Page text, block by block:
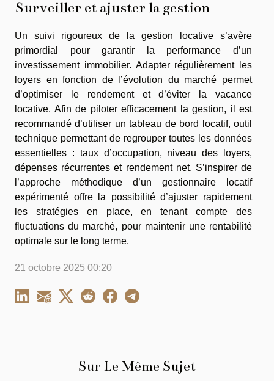
Surveiller et ajuster la gestion
Un suivi rigoureux de la gestion locative s’avère
primordial pour garantir la performance d’un
investissement immobilier. Adapter régulièrement les
loyers en fonction de l’évolution du marché permet
d’optimiser le rendement et d’éviter la vacance
locative. Afin de piloter efficacement la gestion, il est
recommandé d’utiliser un tableau de bord locatif, outil
technique permettant de regrouper toutes les données
essentielles : taux d’occupation, niveau des loyers,
dépenses récurrentes et rendement net. S’inspirer de
l’approche méthodique d’un gestionnaire locatif
expérimenté offre la possibilité d’ajuster rapidement
les stratégies en place, en tenant compte des
fluctuations du marché, pour maintenir une rentabilité
optimale sur le long terme.
21 octobre 2025 00:20
Sur Le Même Sujet